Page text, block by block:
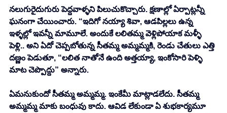
నలుగురైదుగురు పెద్దవాళ్ళని పిలుచుకొచ్చారు. క్షణాల్లో ఏర్పాట్లన్నీ
ఘనంగా చేయించారు. “ఇదిగో నయ్యా శివా, ఆడపిల్లలు ఉన్న
ఇళ్ళల్లో ఇవన్నీ మామూలే. అందుకే లలితమ్మ వెళ్లిపోయాక మళ్ళీ
పెళ్లి.. అని ఏదో చెప్పబోతున్న సీతమ్మ అమ్మమ్మకి, రెండు చేతులు ఎత్తి
దణ్ణం పెడుతూ, “లలిత నాతోనే ఉంది అత్తయ్యా, ఇంకోసారి పెళ్ళి
మాట చెప్పొద్దు” అన్నారు.
ఏమనుకుందో సీతమ్మ అమ్మమ్మ. ఇంకేమీ మాట్లాడలేదు. సీతమ్మ
అమ్మమ్మ మాకు బంధువు కాదు. ఆవిడ లేకుండా ఏ శుభకార్యమూ